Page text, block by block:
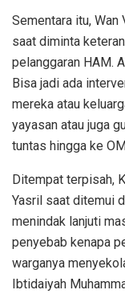
Sementara itu,
saat diminta
pelanggaran HAM.
Bisa jadi ada
mereka atau
yayasan atau juga
tuntas hingga ke
Ditempat terpisah,
Yasril saat ditemui
menindak lanjuti
penyebab kenapa
warganya
Ibtidaiyah